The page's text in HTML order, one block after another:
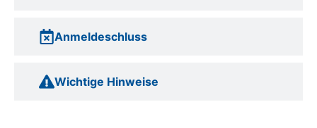
Anmeldeschluss
Wichtige Hinweise